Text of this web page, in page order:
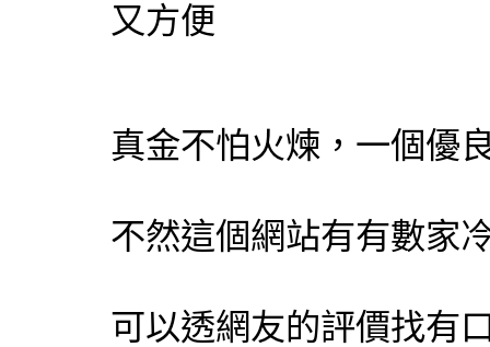
又方便
真金不怕火煉，一個優
不然這個網站有有數家
可以透網友的評價找有